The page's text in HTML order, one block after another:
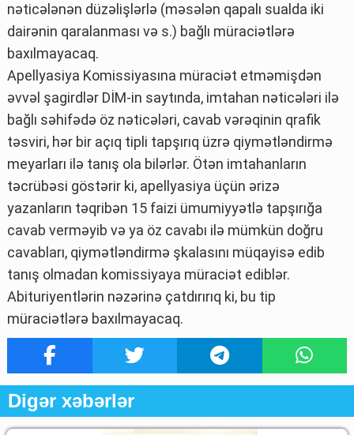
nəticələnən düzəlişlərlə (məsələn qapalı sualda iki
dairənin qaralanması və s.) bağlı müraciətlərə
baxılmayacaq.
Apellyasiya Komissiyasına müraciət etməmişdən
əvvəl şagirdlər DİM-in saytında, imtahan nəticələri ilə
bağlı səhifədə öz nəticələri, cavab vərəqinin qrafik
təsviri, hər bir açıq tipli tapşırıq üzrə qiymətləndirmə
meyarları ilə tanış ola bilərlər. Ötən imtahanların
təcrübəsi göstərir ki, apellyasiya üçün ərizə
yazanların təqribən 15 faizi ümumiyyətlə tapşırığa
cavab verməyib və ya öz cavabı ilə mümkün doğru
cavabları, qiymətləndirmə şkalasını müqayisə edib
tanış olmadan komissiyaya müraciət ediblər.
Abituriyentlərin nəzərinə çatdırırıq ki, bu tip
müraciətlərə baxılmayacaq.
Digər xəbərlər